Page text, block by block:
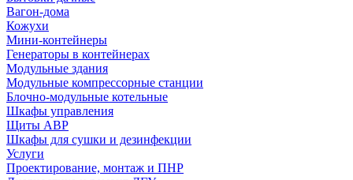
Вагон-дома
Кожухи
Мини-контейнеры
Генераторы в контейнерах
Модульные здания
Модульные компрессорные станции
Блочно-модульные котельные
Шкафы управления
Щиты АВР
Шкафы для сушки и дезинфекции
Услуги
Проектирование, монтаж и ПНР